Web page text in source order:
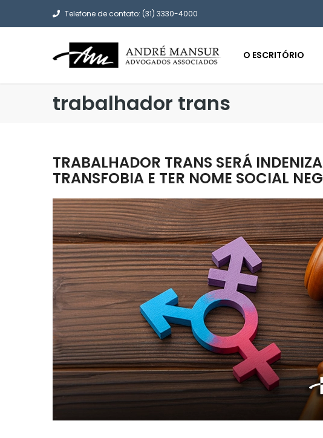
Telefone de contato: (31) 3330-4000
O ESCRITÓRIO
trabalhador trans
TRABALHADOR TRANS SERÁ
TRANSFOBIA E TER NOME SOCIAL